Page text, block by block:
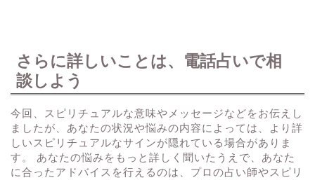
さらに詳しいことは、電話占いで相
談しよう
今回、スピリチュアルな意味やメッセージなどをお伝えし
ましたが、あなたの状況や悩みの内容によっては、より詳
しいスピリチュアルなサインが隠れている場合がありま
す。 あなたの悩みをもっと詳しく聞いたうえで、あなた
に合ったアドバイスを行えるのは、プロの占い師やスピリ